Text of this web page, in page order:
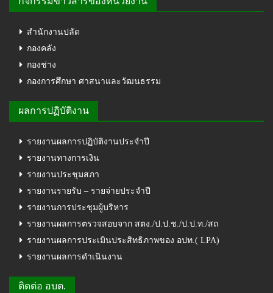
สำนักงานปลัด
กองคลัง
กองช่าง
กองการศึกษา ศาสนาและวัฒนธรรม
ผลการปฏิบัติงาน
รายงานผลการปฏิบัติงานประจำปี
รายงานทางการเงิน
รายงานประชุมสภา
รายงานรายรับ – รายจ่ายประจำปี
รายงานการประชุมผู้บริหาร
รายงานผลการตรวจสอบจาก สตง./ป.ป.ช./ป.ป.ท./สถ
รายงานผลการประเมินประสิทธิภาพของ อปท.( LPA)
รายงานผลการดำเนินงาน
ติดต่อ อบต.